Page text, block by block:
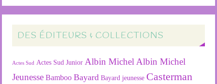
DES ÉDITEURS & COLLECTIONS
Actes Sud Actes Sud Junior Albin Michel Albin Michel
Jeunesse Bamboo Bayard Bayard jeunesse Casterman